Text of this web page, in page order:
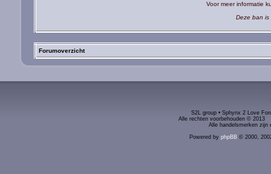
Voor meer informatie
Deze ban is
Forumoverzicht
S2L group • Sphynx 2 Love
Alle rechten voorbehouden ©
Alle handelsmerken zijn
Powered by phpBB© 2000,